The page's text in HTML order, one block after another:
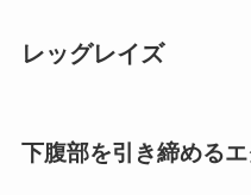
レッグレイズ
下腹部を引き締める